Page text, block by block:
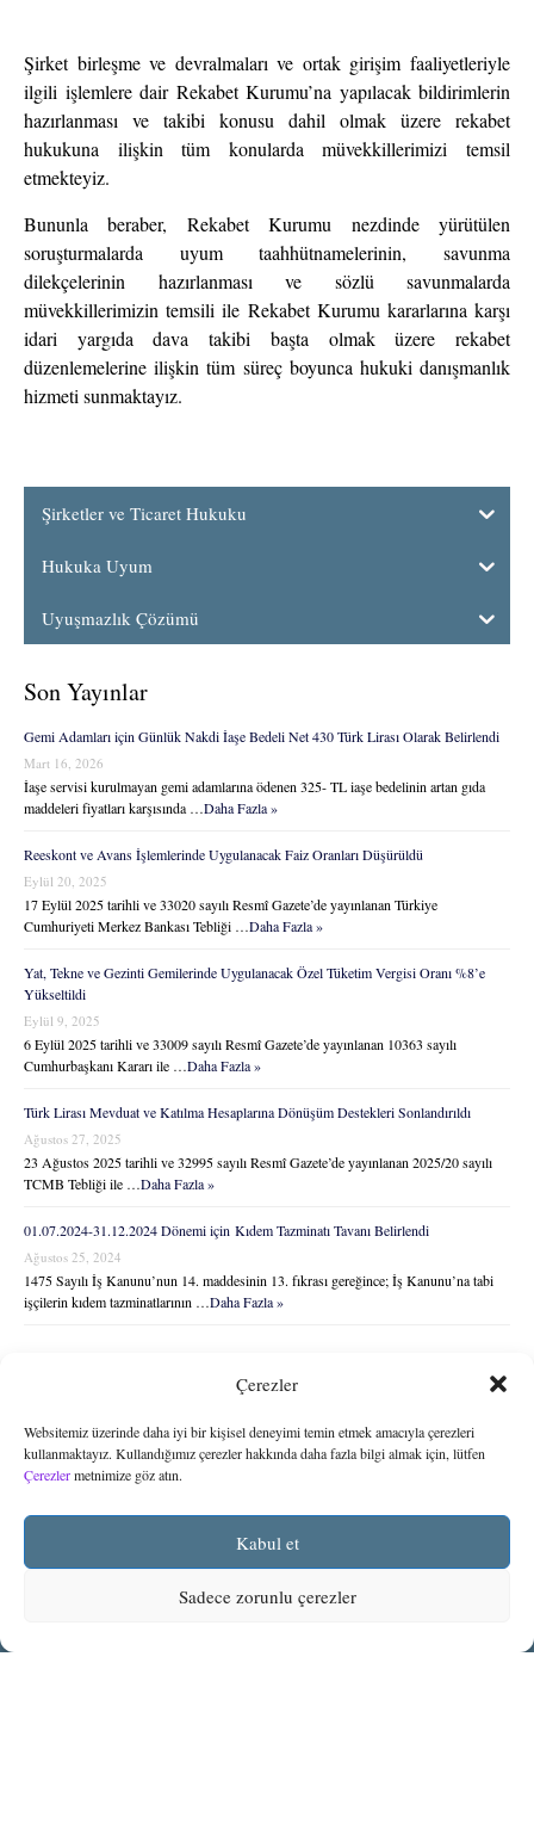
Çerezler
Websitemiz üzerinde daha iyi bir kişisel deneyimi temin etmek amacıyla çerezleri
kullanmaktayız. Kullandığımız çerezler hakkında daha fazla bilgi almak için, lütfen
Çerezlermetnimize göz atın.
Kabul et
Sadece zorunlu çerezler
Şirket birleşme ve devralmaları ve ortak girişim faaliyetleriyle
ilgili işlemlere dair Rekabet Kurumu’na yapılacak bildirimlerin
hazırlanması ve takibi konusu dahil olmak üzere rekabet
hukukuna ilişkin tüm konularda müvekkillerimizi temsil
etmekteyiz.
Bununla beraber, Rekabet Kurumu nezdinde yürütülen
soruşturmalarda uyum taahhütnamelerinin, savunma
dilekçelerinin hazırlanması ve sözlü savunmalarda
müvekkillerimizin temsili ile Rekabet Kurumu kararlarına karşı
idari yargıda dava takibi başta olmak üzere rekabet
düzenlemelerine ilişkin tüm süreç boyunca hukuki danışmanlık
hizmeti sunmaktayız.
Şirketler ve Ticaret Hukuku
Hukuka Uyum
Uyuşmazlık Çözümü
Son Yayınlar
Gemi Adamları için Günlük Nakdi İaşe Bedeli Net 430 Türk Lirası Olarak Belirlendi
Mart 16, 2026
İaşe servisi kurulmayan gemi adamlarına ödenen 325- TL iaşe bedelinin artan gıda
maddeleri fiyatları karşısında …Daha Fazla »
Reeskont ve Avans İşlemlerinde Uygulanacak Faiz Oranları Düşürüldü
Eylül 20, 2025
17 Eylül 2025 tarihli ve 33020 sayılı Resmî Gazete’de yayınlanan Türkiye
Cumhuriyeti Merkez Bankası Tebliği …Daha Fazla »
Yat, Tekne ve Gezinti Gemilerinde Uygulanacak Özel Tüketim Vergisi Oranı %8’e
Yükseltildi
Eylül 9, 2025
6 Eylül 2025 tarihli ve 33009 sayılı Resmî Gazete’de yayınlanan 10363 sayılı
Cumhurbaşkanı Kararı ile …Daha Fazla »
Türk Lirası Mevduat ve Katılma Hesaplarına Dönüşüm Destekleri Sonlandırıldı
Ağustos 27, 2025
23 Ağustos 2025 tarihli ve 32995 sayılı Resmî Gazete’de yayınlanan 2025/20 sayılı
TCMB Tebliği ile …Daha Fazla »
01.07.2024-31.12.2024 Dönemi için Kıdem Tazminatı Tavanı Belirlendi
Ağustos 25, 2024
1475 Sayılı İş Kanunu’nun 14. maddesinin 13. fıkrası gereğince; İş Kanunu’na tabi
işçilerin kıdem tazminatlarının …Daha Fazla »
En son hukuki bülten ve güncellemeleri almak
‘e abone olabilirsiniz: